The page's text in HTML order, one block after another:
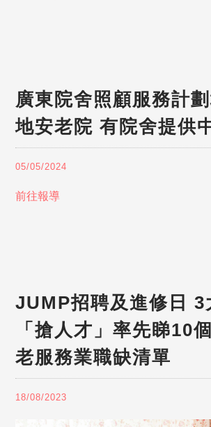
廣東院舍照顧服務計
地安老院 有院舍提供
05/05/2024
前往報導
JUMP招聘及進修日 3
「搶人才」率先睇10
老服務業職缺清單
18/08/2023